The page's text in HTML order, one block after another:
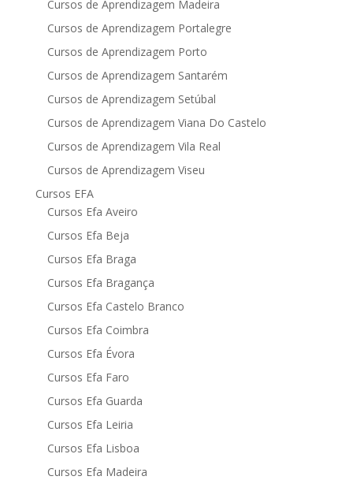
Cursos de Aprendizagem Madeira
Cursos de Aprendizagem Portalegre
Cursos de Aprendizagem Porto
Cursos de Aprendizagem Santarém
Cursos de Aprendizagem Setúbal
Cursos de Aprendizagem Viana Do Castelo
Cursos de Aprendizagem Vila Real
Cursos de Aprendizagem Viseu
Cursos EFA
Cursos Efa Aveiro
Cursos Efa Beja
Cursos Efa Braga
Cursos Efa Bragança
Cursos Efa Castelo Branco
Cursos Efa Coimbra
Cursos Efa Évora
Cursos Efa Faro
Cursos Efa Guarda
Cursos Efa Leiria
Cursos Efa Lisboa
Cursos Efa Madeira